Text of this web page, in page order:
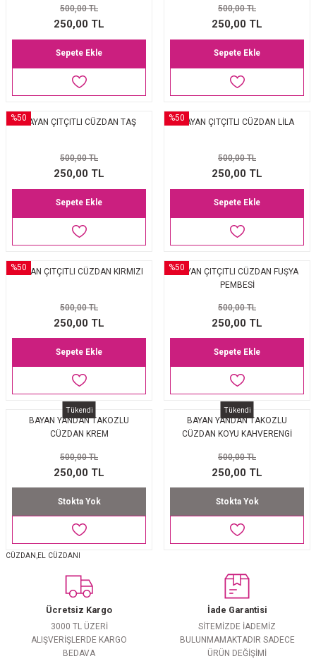
500,00 TL
250,00 TL
Sepete Ekle
500,00 TL
250,00 TL
Sepete Ekle
%50BAYAN ÇITÇITLI CÜZDAN TAŞ
500,00 TL
250,00 TL
Sepete Ekle
%50BAYAN ÇITÇITLI CÜZDAN LİLA
500,00 TL
250,00 TL
Sepete Ekle
%50
BAYAN ÇITÇITLI CÜZDAN KIRMIZI
500,00 TL
250,00 TL
Sepete Ekle
%50BAYAN ÇITÇITLI CÜZDAN FUŞYA
PEMBESİ
500,00 TL
250,00 TL
Sepete Ekle
Tükendi
BAYAN YANDAN TAKOZLU
CÜZDAN KREM
500,00 TL
250,00 TL
Stokta Yok
Tükendi
BAYAN YANDAN TAKOZLU
CÜZDAN KOYU KAHVERENGİ
500,00 TL
250,00 TL
Stokta Yok
CÜZDAN,EL CÜZDANI
Ücretsiz Kargo
3000 TL ÜZERİ
ALIŞVERİŞLERDE KARGO
BEDAVA
İade Garantisi
SİTEMİZDE İADEMİZ
BULUNMAMAKTADIR SADECE
ÜRÜN DEĞİŞİMİ